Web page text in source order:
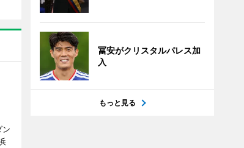
ン
冨安がクリスタルパレス加
入
もっと見る